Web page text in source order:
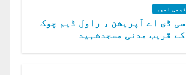
قومی امور
سی ڈی اے آپریشن ، راول ڈیم چوک
کے قریب مدنی مسجدشہید